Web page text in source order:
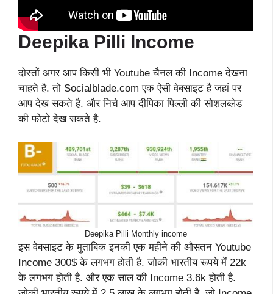
Deepika Pilli Income
दोस्तों अगर आप किसी भी Youtube चैनल की Income देखना
चाहते है. तो Socialblade.com एक ऐसी वेबसाइट है जहां पर
आप देख सकते है. और निचे आप दीपिका पिल्ली की सोशलब्लेड
की फोटो देख सकते है.
Deepika Pilli Monthly income
इस वेबसाइट के मुताबिक इनकी एक महीने की औसतन Youtube
Income 300$ के लगभग होती है. जोकी भारतीय रूपये में 22k
के लगभग होती है. और एक साल की Income 3.6k होती है.